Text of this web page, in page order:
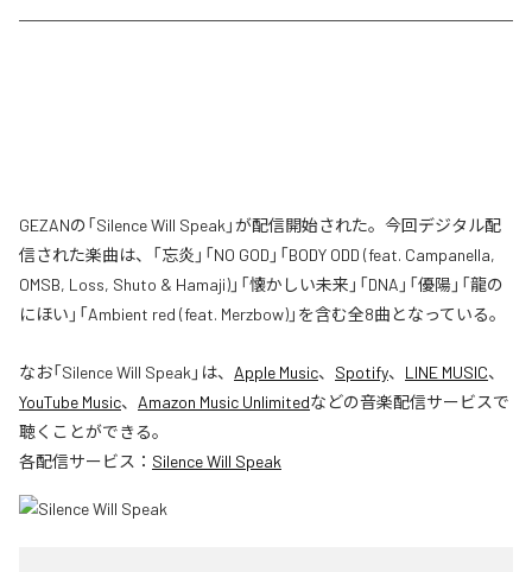
GEZANの「Silence Will Speak」が配信開始された。今回デジタル配
信された楽曲は、「忘炎」「NO GOD」「BODY ODD (feat. Campanella,
OMSB, Loss, Shuto & Hamaji)」「懐かしい未来」「DNA」「優陽」「龍の
にほい」「Ambient red (feat. Merzbow)」を含む全8曲となっている。
なお「Silence Will Speak 」は、 Apple Music、 Spotify、 LINE MUSIC、
YouTube Music、 Amazon Music Unlimitedなどの音楽配信サービスで
聴くことができる。
各配信サービス： Silence Will Speak